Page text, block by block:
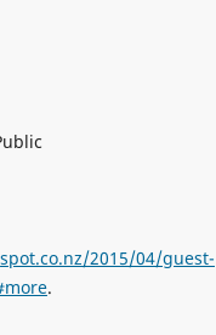
2015/04/guest-
.